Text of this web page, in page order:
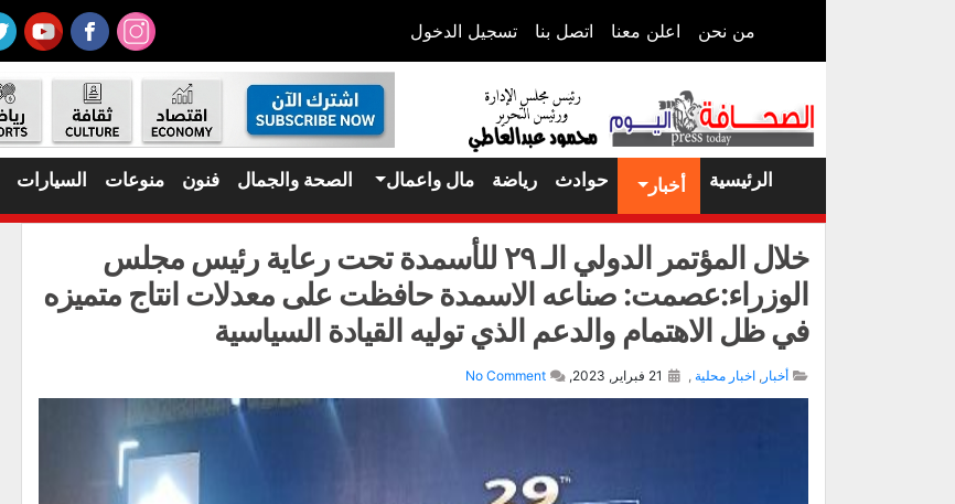
من نحن اعلن معنا اتصل بنا تسجيل الدخول
الرئيسية أخبار حوادث رياضة مال واعمال الصحة والجمال فنون منوعات السيارات
خلال المؤتمر الدولي الـ ٢٩ للأسمدة تحت رعاية رئيس مجلس
الوزراء:عصمت: صناعه الاسمدة حافظت على معدلات انتاج متميزه
في ظل الاهتمام والدعم الذي توليه القيادة السياسية
أخبار , اخبار محلية ,
No Comment